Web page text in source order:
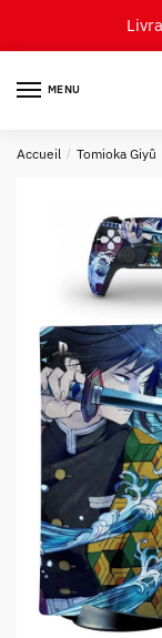
MENU
Accueil / Tomioka Giyû